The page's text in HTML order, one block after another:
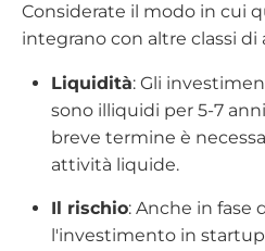
Considerate il modo in cui
integrano con altre classi di
Liquidità: Gli
sono illiquidi per 5-7
breve termine è
attività liquide.
Il rischio: Anche in fase
l'investimento in